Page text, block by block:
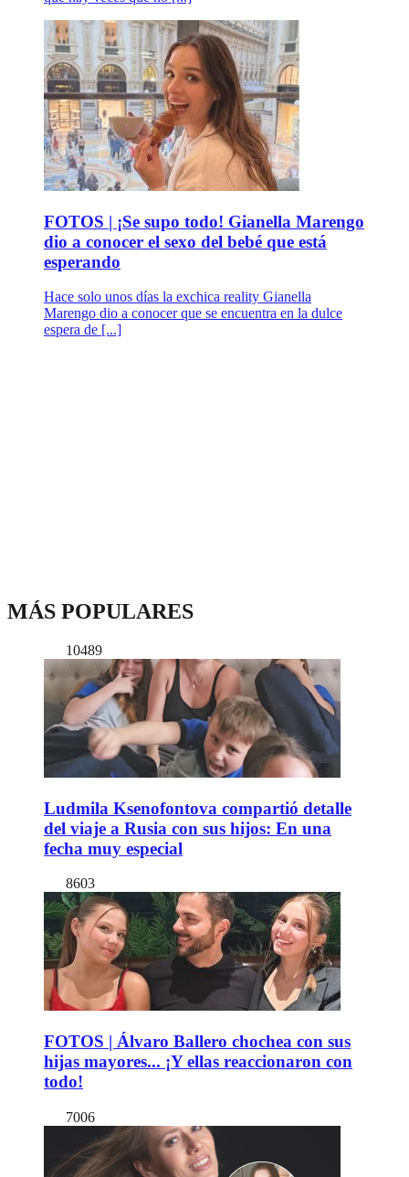
FOTOS | ¡Se supo todo! Gianella Marengo
dio a conocer el sexo del bebé que está
esperando
Hace solo unos días la exchica reality Gianella
Marengo dio a conocer que se encuentra en la dulce
espera de [...]
MÁS POPULARES
10489
Ludmila Ksenofontova compartió detalle
del viaje a Rusia con sus hijos: En una
fecha muy especial
8603
FOTOS | Álvaro Ballero chochea con sus
hijas mayores... ¡Y ellas reaccionaron con
todo!
7006